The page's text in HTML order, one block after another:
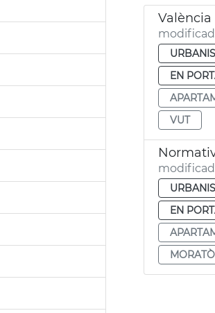
EN
VUT
EN